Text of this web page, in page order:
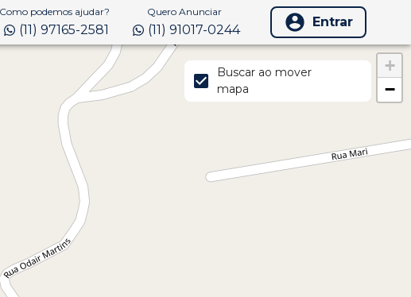
Como podemos ajudar?
(11) 97165-2581
Quero Anunciar
(11) 91017-0244 Entrar
+
−
Buscar ao mover
mapa